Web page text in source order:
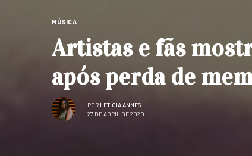
MÚSICA
Artistas e fãs
após perda de
POR LETICIA ANNES
27 DE ABRIL DE 2020